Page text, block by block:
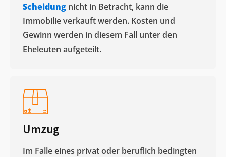
Scheidung nicht in Betracht, kann die
Immobilie verkauft werden. Kosten und
Gewinn werden in diesem Fall unter den
Eheleuten aufgeteilt.​
Umzug
Im Falle eines privat oder beruflich bedingten